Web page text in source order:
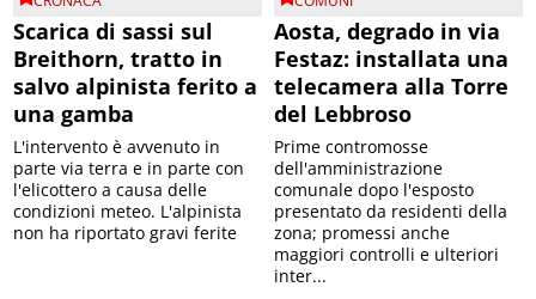
Scarica di sassi sul
Breithorn, tratto in
salvo alpinista ferito a
una gamba
L'intervento è avvenuto in
parte via terra e in parte con
l'elicottero a causa delle
condizioni meteo. L'alpinista
non ha riportato gravi ferite
Aosta, degrado in via
Festaz: installata una
telecamera alla Torre
del Lebbroso
Prime contromosse
dell'amministrazione
comunale dopo l'esposto
presentato da residenti della
zona; promessi anche
maggiori controlli e ulteriori
inter...